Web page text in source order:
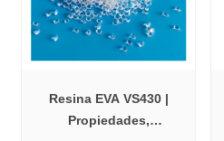
Resina EVA VS430 |
Propiedades,